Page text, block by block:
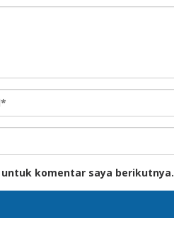
komentar saya berikutnya.